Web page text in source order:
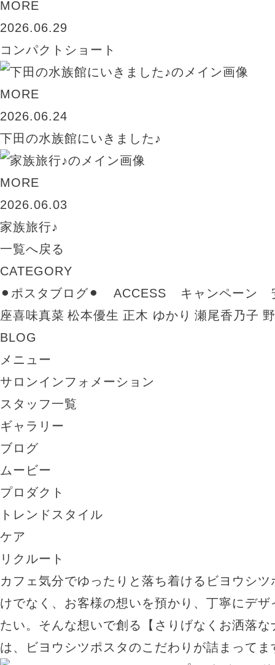
MORE
2026.06.29
コンパクトショート
MORE
2026.06.24
下田の水族館にいきました♪
MORE
2026.06.03
家族旅行♪
一覧へ戻る
CATEGORY
⚫︎ポスタブログ⚫︎
ACCESS キャンペーン
座喜味真菜 松本優生 正木 ゆかり 瀬尾香乃子
BLOG
メニュー
サロンインフォメーション
スタッフ一覧
ギャラリー
ブログ
ムービー
プロダクト
トレンドスタイル
ケア
リクルート
カフェ気分でゆったりと落ち着けるビヨウシ
けでなく、お客様の想いを預かり、丁寧にデ
たい。そんな想いで創る【さりげなくお洒落
は、ビヨウシツポスタのこだわりが詰まってま